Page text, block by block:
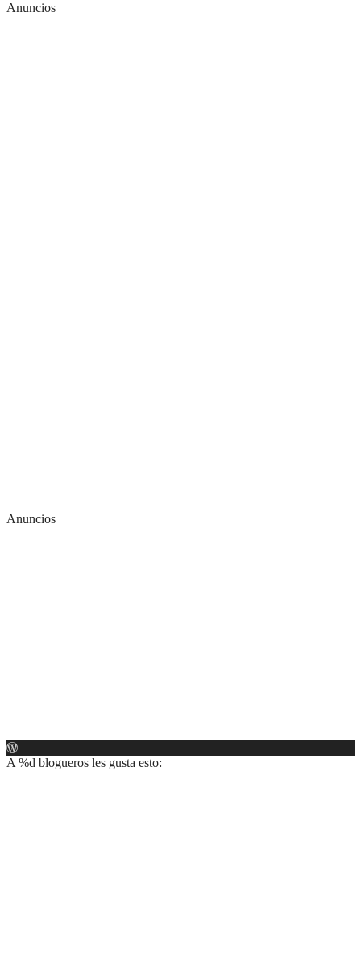
Anuncios
Anuncios
A %d blogueros les gusta esto: